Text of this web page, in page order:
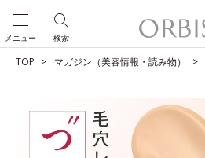
検索
メニュー
TOP マガジン（美容情報・読み物）